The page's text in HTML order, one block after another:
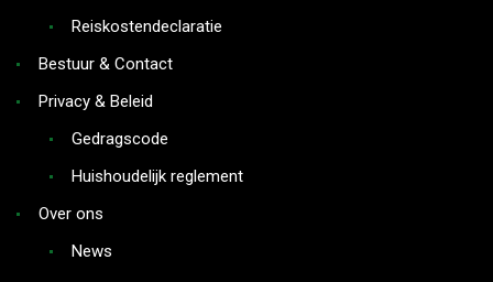
Reiskostendeclaratie
Bestuur & Contact
Privacy & Beleid
Gedragscode
Huishoudelijk reglement
Over ons
News